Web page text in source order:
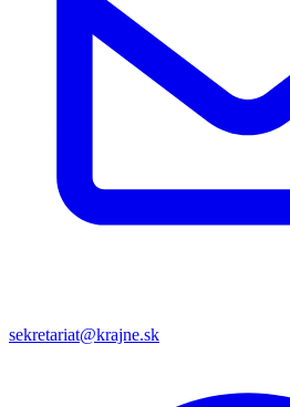
sekretariat@krajne.sk